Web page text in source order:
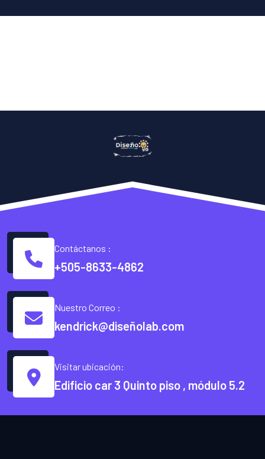
Contáctanos :
+505-8633-4862
Nuestro Correo :
kendrick@diseñolab.com
Visitar ubicación:
Edificio car 3 Quinto piso , módulo 5.2